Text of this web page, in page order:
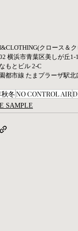
クロース＆
横浜市青葉区美しが丘1-
もとビル 2-C
都市線 たまプラーザ駅
冬NO CONTROL AIR
SAMPLE